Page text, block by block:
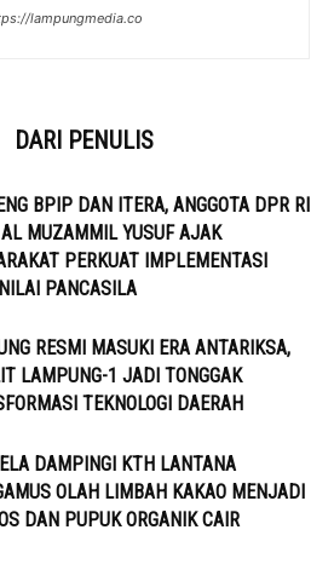
lampungmedia.co
DARI PENULIS
BPIP DAN ITERA, ANGGOTA DPR RI
MUZAMMIL YUSUF AJAK
PERKUAT IMPLEMENTASI
PANCASILA
RESMI MASUKI ERA ANTARIKSA,
LAMPUNG-1 JADI TONGGAK
TEKNOLOGI DAERAH
DAMPINGI KTH LANTANA
OLAH LIMBAH KAKAO MENJADI
DAN PUPUK ORGANIK CAIR